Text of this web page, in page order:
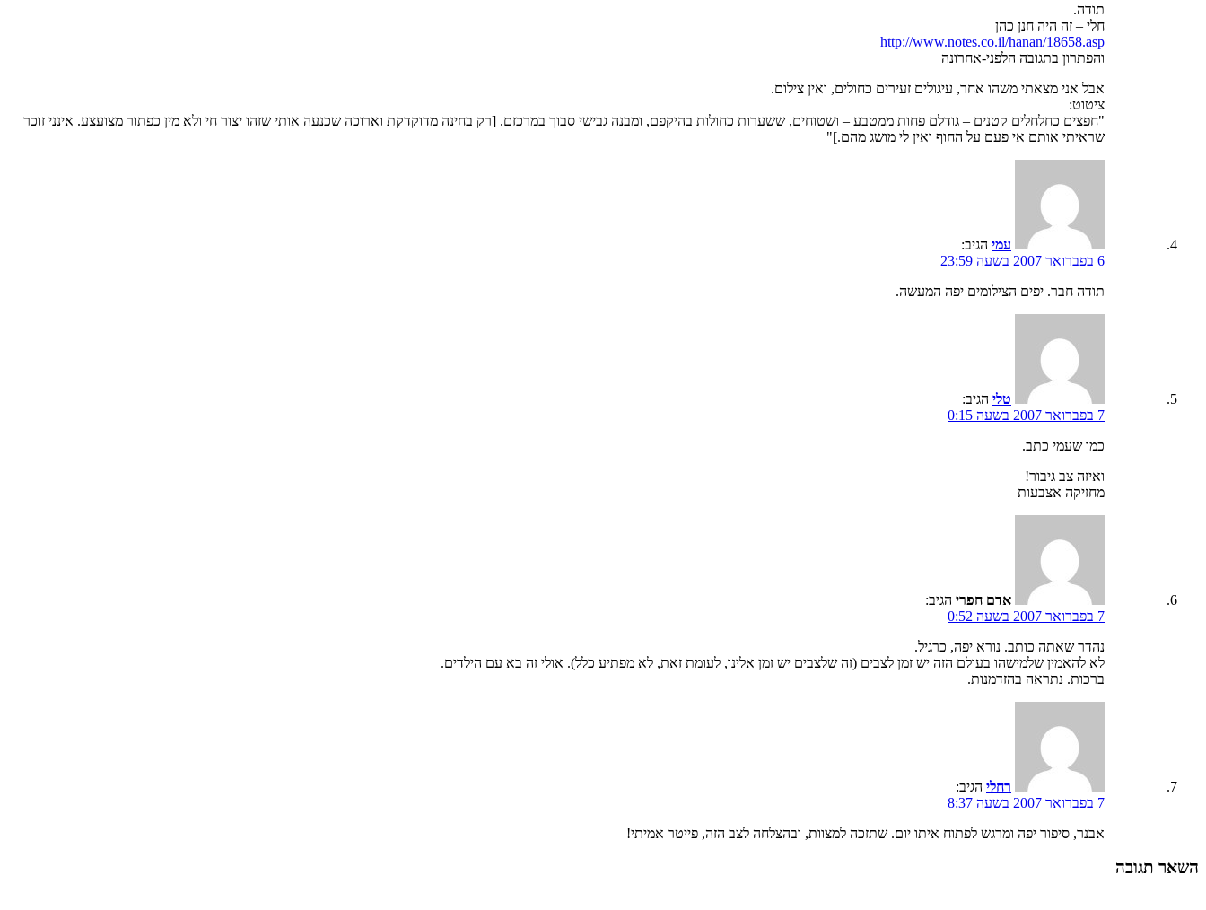
תודה.
חלי – זה היה חנן כהן
http://www.notes.co.il/hanan/18658.asp
והפתרון בתגובה הלפני-אחרונה
אבל אני מצאתי משהו אחר, עיגולים זעירים כחולים, ואין צילום.
ציטוט:
"חפצים כחלחלים קטנים – גודלם פחות ממטבע – ושטוחים, ששערות כחולות בהיקפם, ומבנה גבישי סבוך במרכזם. [רק בחינה מדוקדקת וארוכה שכנעה אותי שזהו יצור חי ולא מין כפתור מצועצע. אינני זוכר
שראיתי אותם אי פעם על החוף ואין לי מושג מהם.]"
עמי הגיב:
6 בפברואר 2007 בשעה 23:59
תודה חבר. יפים הצילומים יפה המעשה.
טלי הגיב:
7 בפברואר 2007 בשעה 0:15
כמו שעמי כתב.
ואיזה צב גיבור!
מחזיקה אצבעות
אדם חפרי הגיב:
7 בפברואר 2007 בשעה 0:52
נהדר שאתה כותב. נורא יפה, כרגיל.
לא להאמין שלמישהו בעולם הזה יש זמן לצבים (זה שלצבים יש זמן אלינו, לעומת זאת, לא מפתיע כלל). אולי זה בא עם הילדים.
ברכות. נתראה בהזדמנות.
רחלי הגיב:
7 בפברואר 2007 בשעה 8:37
אבנר, סיפור יפה ומרגש לפתוח איתו יום. שתזכה למצוות, ובהצלחה לצב הזה, פייטר אמיתי!
השאר תגובה